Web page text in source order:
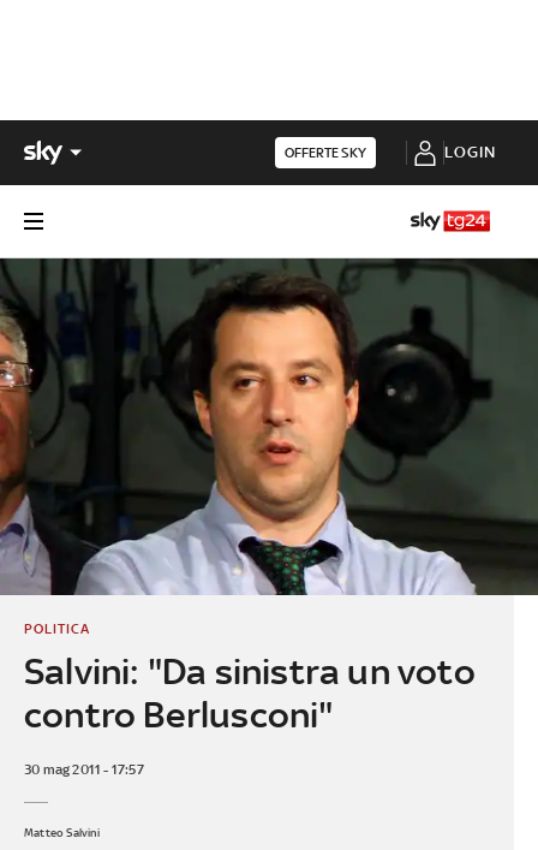
OFFERTE SKY LOGIN
Salvini: "Da sinistra un voto
contro Berlusconi"
POLITICA
30 mag 2011 - 17:57
Matteo Salvini